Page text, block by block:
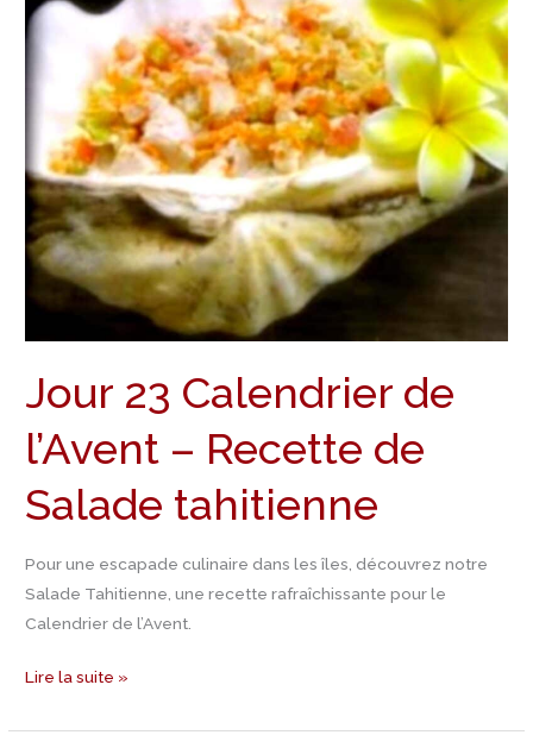
Jour 23 Calendrier de
l’Avent – Recette de
Salade tahitienne
Pour une escapade culinaire dans les îles, découvrez notre
Salade Tahitienne, une recette rafraîchissante pour le
Calendrier de l’Avent.
l’Avent
–
Salade
tahitienne
Lire la suite »